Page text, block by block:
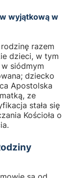
wyjątkową w
razem
dzieci, w tym
siódmym
dziecko
Apostolska
ze
stała się
Kościoła o